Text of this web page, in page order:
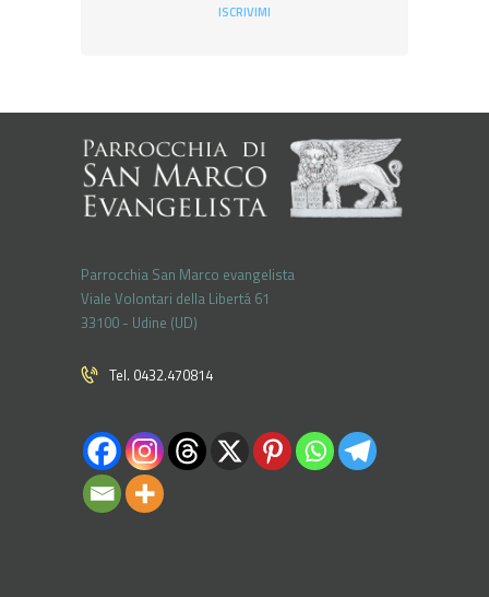
ISCRIVIMI
Parrocchia San Marco evangelista
Viale Volontari della Libertá 61
33100 - Udine (UD)
Tel. 0432.470814